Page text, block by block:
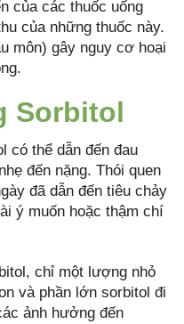
của các thuốc uống
của những thuốc này.
môn) gây nguy cơ hoại
Sorbitol
có thể dẫn đến đau
đến nặng. Thói quen
đã dẫn đến tiêu chảy
ý muốn hoặc thậm chí
chỉ một lượng nhỏ
và phần lớn sorbitol đi
ảnh hưởng đến